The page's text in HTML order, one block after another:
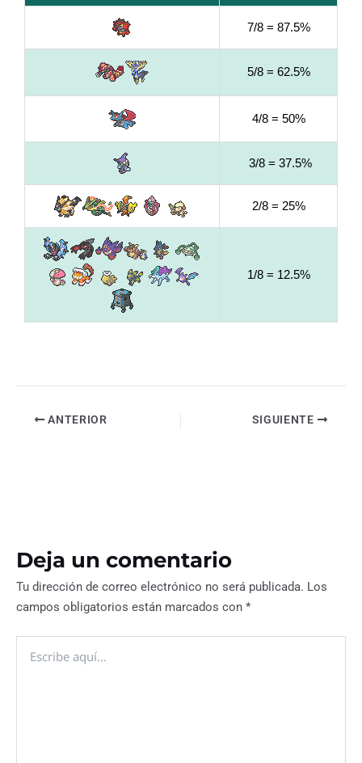
7/8 = 87.5%
5/8 = 62.5%
4/8 = 50%
3/8 = 37.5%
2/8 = 25%
1/8 = 12.5%
ANTERIOR SIGUIENTE
Deja un comentario
Tu dirección de correo electrónico no será publicada. Los
campos obligatorios están marcados con *
aquí...